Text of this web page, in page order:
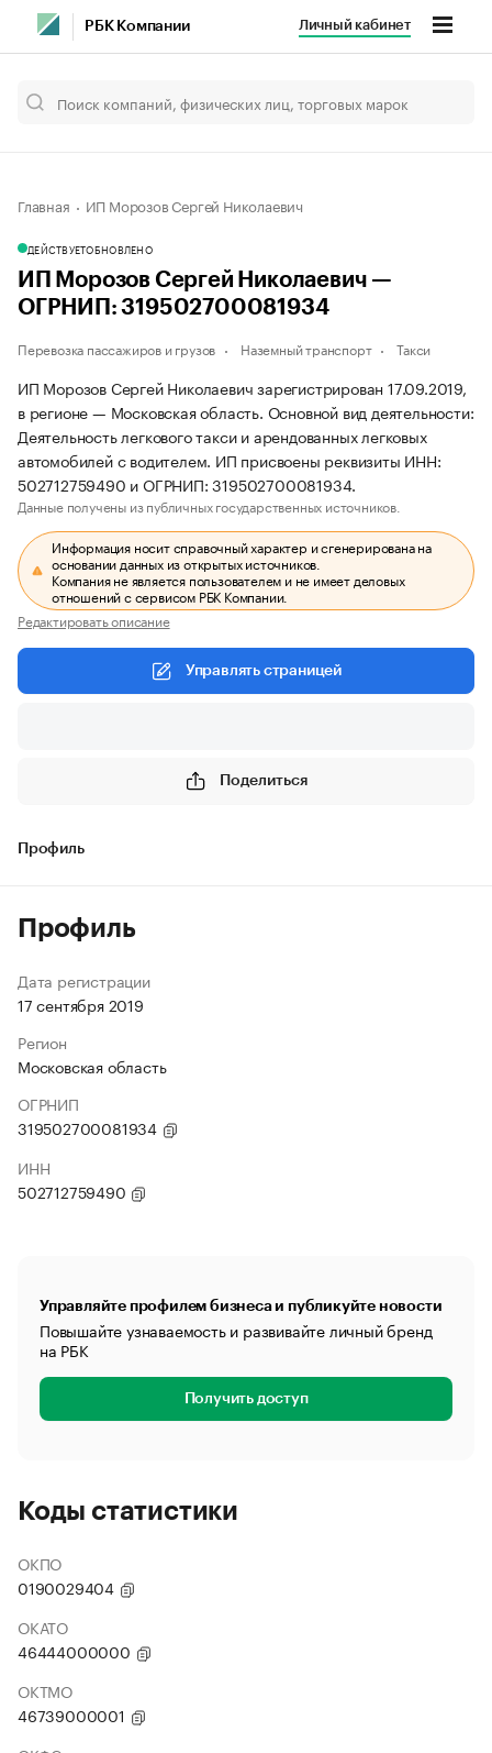
РБК Компании Личный кабинет
Главная ИП Морозов Сергей Николаевич
ДЕЙСТВУЕТОБНОВЛЕНО
ИП Морозов Сергей Николаевич —
ОГРНИП: 319502700081934
Перевозка пассажиров и грузов Наземный транспорт Такси
ИП Морозов Сергей Николаевич зарегистрирован 17.09.2019,
в регионе — Московская область. Основной вид деятельности:
Деятельность легкового такси и арендованных легковых
автомобилей с водителем. ИП присвоены реквизиты ИНН:
502712759490 и ОГРНИП: 319502700081934.
Данные получены из публичных государственных источников.
Информация носит справочный характер и сгенерирована на
основании данных из открытых источников.
Компания не является пользователем и не имеет деловых
отношений с сервисом РБК Компании.
Редактировать описание
Управлять страницей
Поделиться
Профиль
Профиль
Дата регистрации
17 сентября 2019
Регион
Московская область
ОГРНИП
319502700081934
ИНН
502712759490
Управляйте профилем бизнеса и публикуйте новости
Повышайте узнаваемость и развивайте личный бренд
на РБК
Получить доступ
Коды статистики
ОКПО
0190029404
ОКАТО
46444000000
ОКТМО
46739000001